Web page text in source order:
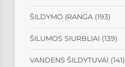
ŠILDYMO ĮRANGA (193)
ŠILUMOS SIURBLIAI (139)
VANDENS ŠILDYTUVAI (141)